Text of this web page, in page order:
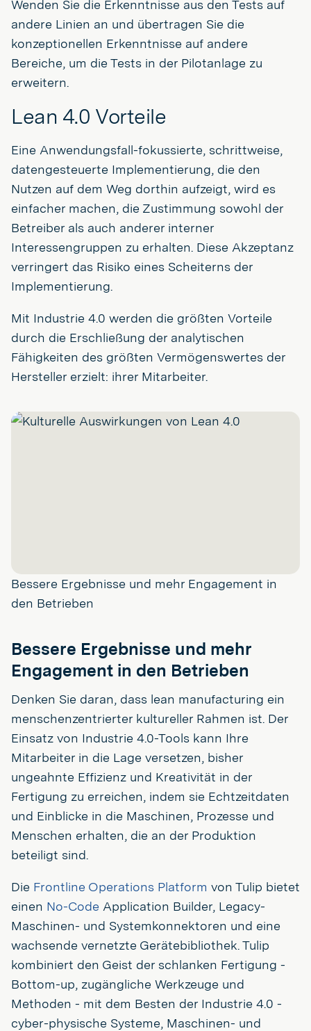
Wenden Sie die Erkenntnisse aus den Tests auf
andere Linien an und übertragen Sie die
konzeptionellen Erkenntnisse auf andere
Bereiche, um die Tests in der Pilotanlage zu
erweitern.
Lean 4.0 Vorteile
Eine Anwendungsfall-fokussierte, schrittweise,
datengesteuerte Implementierung, die den
Nutzen auf dem Weg dorthin aufzeigt, wird es
einfacher machen, die Zustimmung sowohl der
Betreiber als auch anderer interner
Interessengruppen zu erhalten. Diese Akzeptanz
verringert das Risiko eines Scheiterns der
Implementierung.
Mit Industrie 4.0 werden die größten Vorteile
durch die Erschließung der analytischen
Fähigkeiten des größten Vermögenswertes der
Hersteller erzielt: ihrer Mitarbeiter.
Bessere Ergebnisse und mehr Engagement in
den Betrieben
Bessere Ergebnisse und mehr
Engagement in den Betrieben
Denken Sie daran, dass lean manufacturing ein
menschenzentrierter kultureller Rahmen ist. Der
Einsatz von Industrie 4.0-Tools kann Ihre
Mitarbeiter in die Lage versetzen, bisher
ungeahnte Effizienz und Kreativität in der
Fertigung zu erreichen, indem sie Echtzeitdaten
und Einblicke in die Maschinen, Prozesse und
Menschen erhalten, die an der Produktion
beteiligt sind.
Die Frontline Operations Platform von Tulip bietet
einen No-Code Application Builder, Legacy-
Maschinen- und Systemkonnektoren und eine
wachsende vernetzte Gerätebibliothek. Tulip
kombiniert den Geist der schlanken Fertigung -
Bottom-up, zugängliche Werkzeuge und
Methoden - mit dem Besten der Industrie 4.0 -
cyber-physische Systeme, Maschinen- und